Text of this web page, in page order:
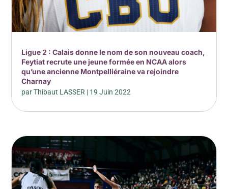
Ligue 2 : Calais donne le nom de son nouveau coach,
Feytiat recrute une jeune formée en NCAA alors
qu’une ancienne Montpelliéraine va rejoindre
Charnay
parThibaut LASSER | 19 Juin 2022